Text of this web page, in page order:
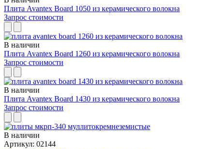
Плита Avantex Board 1050 из керамического волокна
Запрос стоимости
В наличии
Плита Avantex Board 1260 из керамического волокна
Запрос стоимости
В наличии
Плита Avantex Board 1430 из керамического волокна
Запрос стоимости
В наличии
Артикул: 02144